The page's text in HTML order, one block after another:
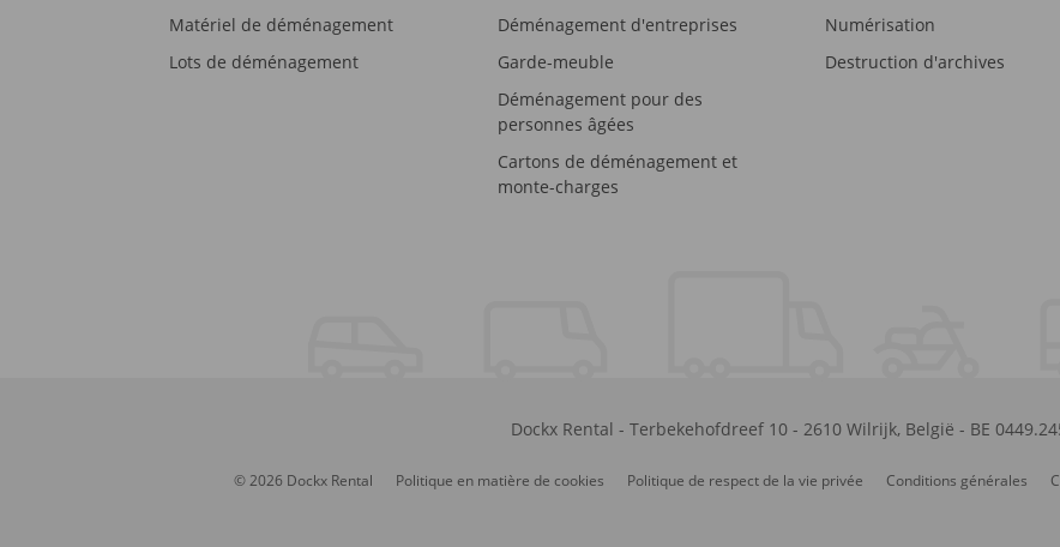
Matériel de déménagement
Lots de déménagement
Déménagement d'entreprises
Garde-meuble
Déménagement pour des
personnes âgées
Cartons de déménagement et
monte-charges
Numérisation
Destruction d'archives
Dockx Rental - Terbekehofdreef 10- 2610 Wilrijk, België - BE
© 2026 Dockx Rental Politique en matière de cookies Politique de respect de la vie privée Conditions générales